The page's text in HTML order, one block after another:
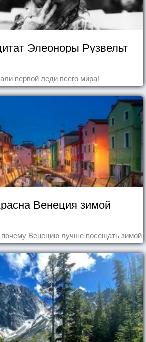
Элеоноры Рузвельт
первой леди всего мира!
Венеция зимой
почему Венецию лучше посещать зимой